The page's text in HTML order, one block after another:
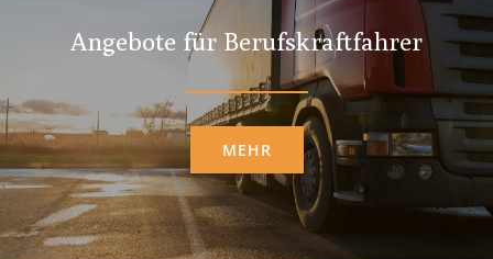
Angebote für Berufskraftfahrer
MEHR